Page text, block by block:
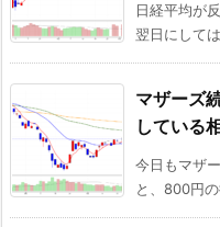
日経平均が
翌日にして
マザーズ
している
今日もマザ
と、800円